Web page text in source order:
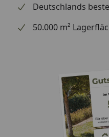
Einstellpositionen
Schnitthöhe (mm)
Schnittöhenverstellung
Deutschlands
50.000 m²